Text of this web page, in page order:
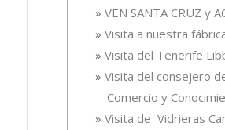
VEN SANTA CRUZ y
Visita a nuestra
Visita del Tenerife
Visita del consejero
Comercio y
Visita de Vidrieras